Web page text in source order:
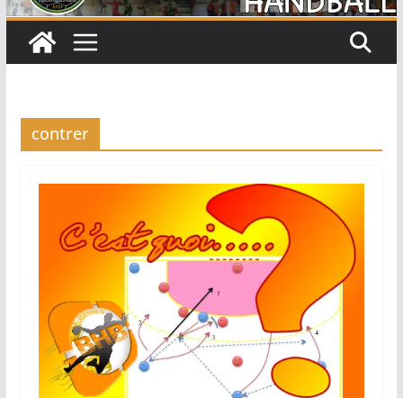
contrer